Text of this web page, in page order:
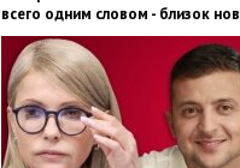
всего одним словом - близок
скандал